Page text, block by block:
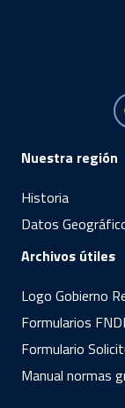
Nuestra región
Historia
Datos
Archivos útiles
Logo Gobierno
Formularios
Formulario
Manual normas